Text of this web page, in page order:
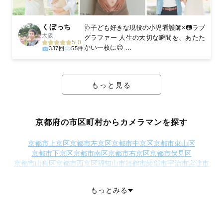
くぼっち
大阪
5.0
337回 55件
🩺子ども好きな現役の小児看護師×📷ラブ
グラファー 人生の大切な瞬間を、あたた
かい一枚に😌 ...
もっと見る
京都府の市区町村からカメラマンを探す
京都市上京区京都市左京区京都市中京区京都市東山区
京都市下京区京都市南区京都市右京区京都市伏見区
京都市山科区京都市西京区福知山市舞鶴市綾部市宇治市宮津市
相楽郡笠置町相楽郡和束町
もっとみる